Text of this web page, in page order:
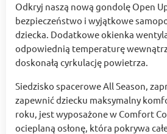
Odkryj naszą nową gondolę Open
bezpieczeństwo i wyjątkowe
dziecka. Dodatkowe okienka
odpowiednią temperaturę
doskonałą cyrkulację powietrza.
Siedzisko spacerowe All Season,
zapewnić dziecku maksymalny
roku, jest wyposażone w Comfort
ocieplaną osłonę, która pokrywa